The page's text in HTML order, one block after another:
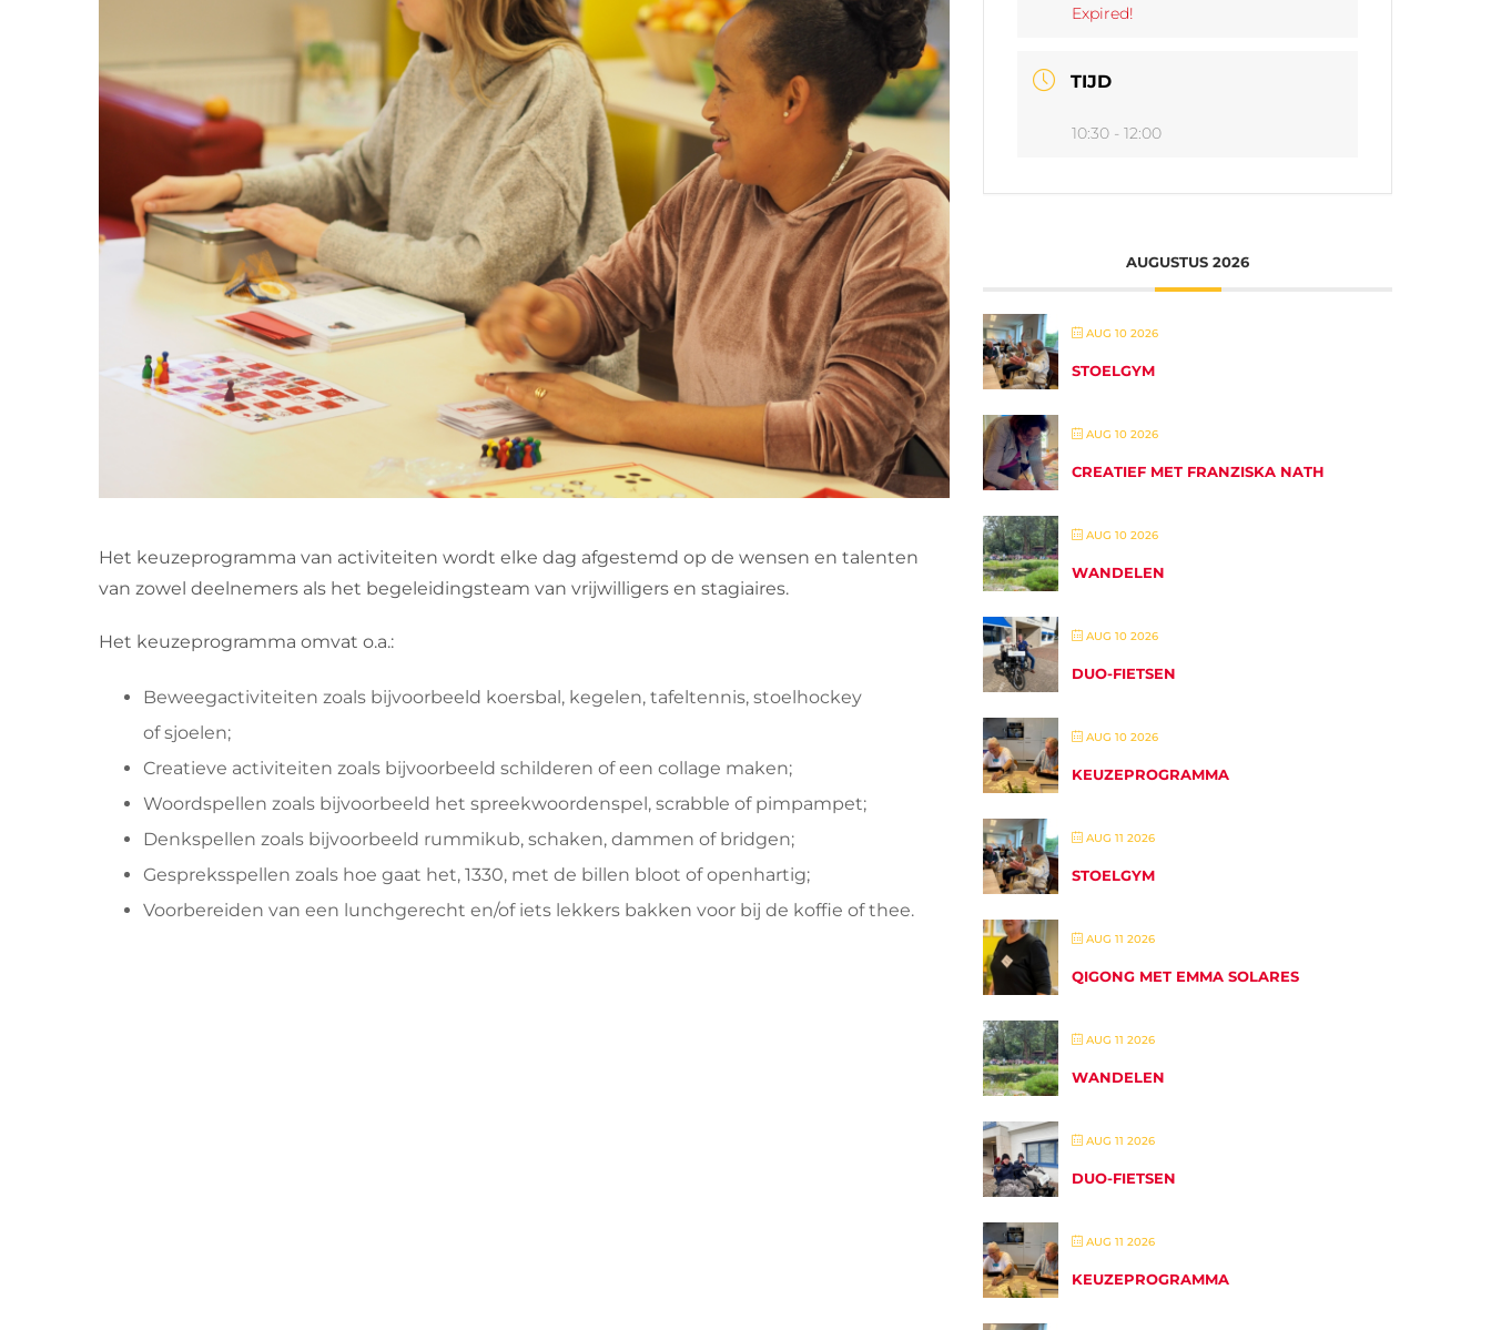
Het keuzeprogramma van activiteiten wordt elke dag afgestemd op de wensen en talenten
van zowel deelnemers als het begeleidingsteam van vrijwilligers en stagiaires.
Het keuzeprogramma omvat o.a.:
Beweegactiviteiten zoals bijvoorbeeld koersbal, kegelen, tafeltennis, stoelhockey
of sjoelen;
Creatieve activiteiten zoals bijvoorbeeld schilderen of een collage maken;
Woordspellen zoals bijvoorbeeld het spreekwoordenspel, scrabble of pimpampet;
Denkspellen zoals bijvoorbeeld rummikub, schaken, dammen of bridgen;
Gespreksspellen zoals hoe gaat het, 1330, met de billen bloot of openhartig;
Voorbereiden van een lunchgerecht en/of iets lekkers bakken voor bij de koffie of thee.
Expired!
TIJD
10:30 - 12:00
AUGUSTUS 2026
AUG 10 2026
STOELGYM
AUG 10 2026
CREATIEF MET FRANZISKA NATH
AUG 10 2026
WANDELEN
AUG 10 2026
DUO-FIETSEN
AUG 10 2026
KEUZEPROGRAMMA
AUG 11 2026
STOELGYM
AUG 11 2026
QIGONG MET EMMA SOLARES
AUG 11 2026
WANDELEN
AUG 11 2026
DUO-FIETSEN
AUG 11 2026
KEUZEPROGRAMMA